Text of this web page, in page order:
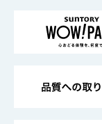
地域情報
サントリーサ
サントリーが
企業概要